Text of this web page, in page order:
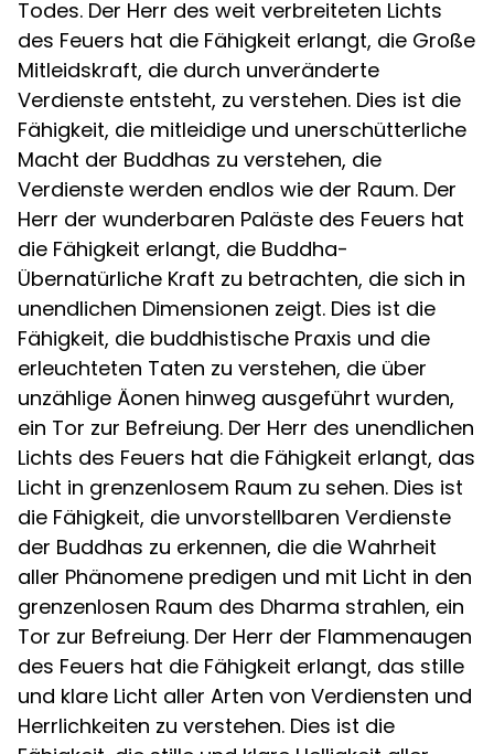
Todes. Der Herr des weit verbreiteten Lichts
des Feuers hat die Fähigkeit erlangt, die Große
Mitleidskraft, die durch unveränderte
Verdienste entsteht, zu verstehen. Dies ist die
Fähigkeit, die mitleidige und unerschütterliche
Macht der Buddhas zu verstehen, die
Verdienste werden endlos wie der Raum. Der
Herr der wunderbaren Paläste des Feuers hat
die Fähigkeit erlangt, die Buddha-
Übernatürliche Kraft zu betrachten, die sich in
unendlichen Dimensionen zeigt. Dies ist die
Fähigkeit, die buddhistische Praxis und die
erleuchteten Taten zu verstehen, die über
unzählige Äonen hinweg ausgeführt wurden,
ein Tor zur Befreiung. Der Herr des unendlichen
Lichts des Feuers hat die Fähigkeit erlangt, das
Licht in grenzenlosem Raum zu sehen. Dies ist
die Fähigkeit, die unvorstellbaren Verdienste
der Buddhas zu erkennen, die die Wahrheit
aller Phänomene predigen und mit Licht in den
grenzenlosen Raum des Dharma strahlen, ein
Tor zur Befreiung. Der Herr der Flammenaugen
des Feuers hat die Fähigkeit erlangt, das stille
und klare Licht aller Arten von Verdiensten und
Herrlichkeiten zu verstehen. Dies ist die